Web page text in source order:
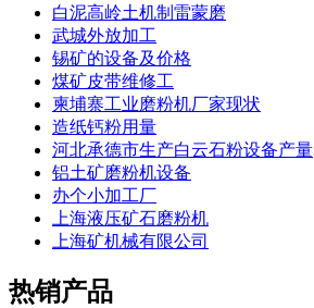
白泥高岭土机制雷蒙磨
武城外放加工
锡矿的设备及价格
煤矿皮带维修工
柬埔寨工业磨粉机厂家现状
造纸钙粉用量
河北承德市生产白云石粉设备产量
铝土矿磨粉机设备
办个小加工厂
上海液压矿石磨粉机
上海矿机械有限公司
热销产品